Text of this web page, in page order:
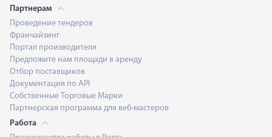
Партнерам
Проведение тендеров
Франчайзинг
Портал производителя
Предложите нам площади в аренду
Отбор поставщиков
Документация по API
Собственные Торговые Марки
Партнерская программа для веб-мастеров
Работа